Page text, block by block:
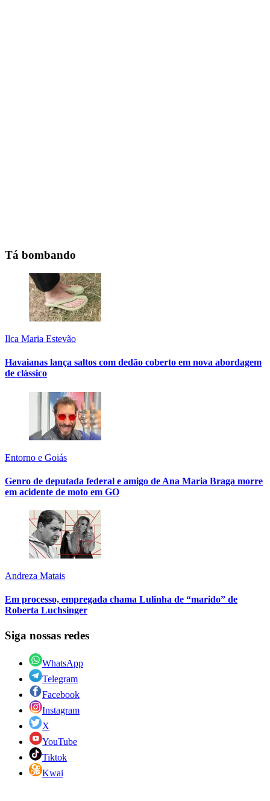
Tá bombando
Ilca Maria Estevão
Havaianas lança saltos com dedão coberto em nova abordagem
de clássico
Entorno e Goiás
Genro de deputada federal e amigo de Ana Maria Braga morre
em acidente de moto em GO
Andreza Matais
Em processo, empregada chama Lulinha de “marido” de
Roberta Luchsinger
Siga nossas redes
WhatsApp
Telegram
Facebook
Instagram
X
YouTube
Tiktok
Kwai